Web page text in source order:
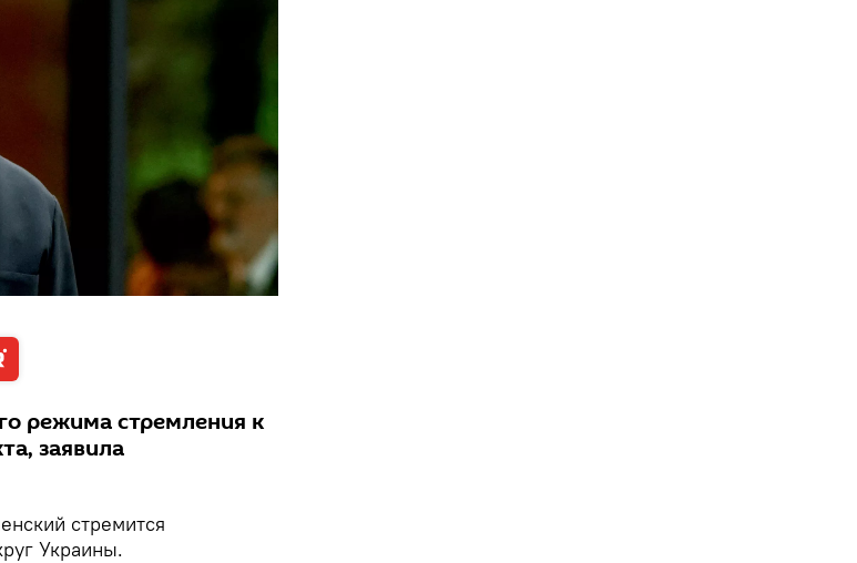
режима стремления к
заявила
стремится
Украины.